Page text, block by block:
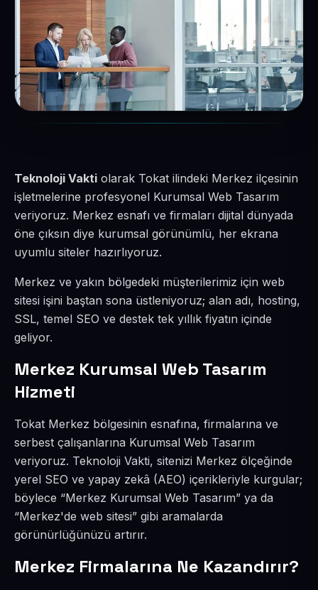
Teknoloji Vakti olarak Tokat ilindeki Merkez ilçesinin
işletmelerine profesyonel Kurumsal Web Tasarım
veriyoruz. Merkez esnafı ve firmaları dijital dünyada
öne çıksın diye kurumsal görünümlü, her ekrana
uyumlu siteler hazırlıyoruz.
Merkez ve yakın bölgedeki müşterilerimiz için web
sitesi işini baştan sona üstleniyoruz; alan adı, hosting,
SSL, temel SEO ve destek tek yıllık fiyatın içinde
geliyor.
Merkez Kurumsal Web Tasarım
Hizmeti
Tokat Merkez bölgesinin esnafına, firmalarına ve
serbest çalışanlarına Kurumsal Web Tasarım
veriyoruz. Teknoloji Vakti, sitenizi Merkez ölçeğinde
yerel SEO ve yapay zekâ (AEO) içerikleriyle kurgular;
böylece “Merkez Kurumsal Web Tasarım” ya da
“Merkez'de web sitesi” gibi aramalarda
görünürlüğünüzü artırır.
Merkez Firmalarına Ne Kazandırır?